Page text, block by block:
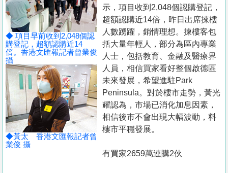
◆ 項目早前收到2,048個認
購登記，超額認購近14
倍。香港文匯報記者曾業俊
攝
◆黃太 香港文匯報記者曾
業俊 攝
示，項目收到2,048個認購登記，
超額認購近14倍，昨日出席揀樓
人數踴躍，銷情理想。揀樓客包
括大量年輕人，部分為區內專業
人士，包括教育、金融及醫療界
人員，相信買家看好整個啟德區
未來發展，希望進駐Park
Peninsula。對於樓市走勢，黃光
耀認為，市場已消化加息因素，
相信後市不會出現大幅波動，料
樓市平穩發展。
有買家2659萬連購2伙